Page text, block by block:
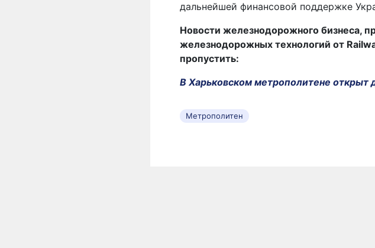
дальнейшей финансовой поддержке
Новости железнодорожного бизнеса,
железнодорожных технологий от
пропустить:
В Харьковском метрополитене открыт
Метрополитен